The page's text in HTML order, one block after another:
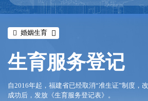
婚姻生育
生育服务登记
自2016年起，福建省已经取消“准生证”制度，
成功后，发放《生育服务登记表》。